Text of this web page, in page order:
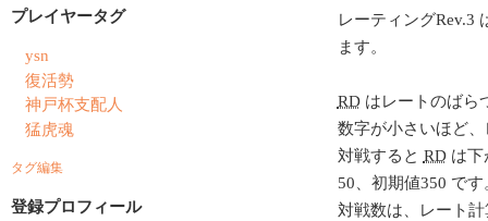
レーティングRev.3
ます。
RDはレートのばら
数字が小さいほど
対戦すると RDは下
50、初期値350 です
対戦数は、レート
プレイヤータグ
ysn
復活勢
神戸杯支配人
猛虎魂
タグ編集
登録プロフィール